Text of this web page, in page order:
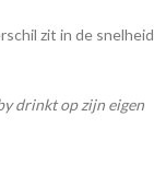
zit in de snelheid
drinkt op zijn eigen